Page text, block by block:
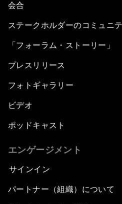
会合
ステークホルダーのコミュニ
「フォーラム・ストーリー」
プレスリリース
フォトギャラリー
ビデオ
ポッドキャスト
エンゲージメント
サインイン
パートナー（組織）について